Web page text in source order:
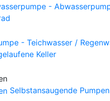
Keller
Selbstansaugende Pumpen